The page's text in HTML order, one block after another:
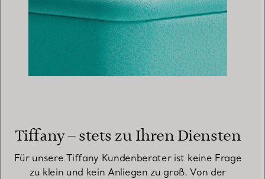
Tiffany – stets zu Ihren Diensten
Für unsere Tiffany Kundenberater ist keine Frage
zu klein und kein Anliegen zu groß. Von der